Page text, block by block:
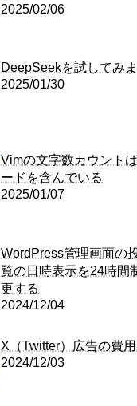
2025/02/06
DeepSeekを試してみ
2025/01/30
Vimの文字数カウント
ードを含んでいる
2025/01/07
WordPress管理画面の
覧の日時表示を24時間
更する
2024/12/04
X（Twitter）広告の費用
2024/12/03